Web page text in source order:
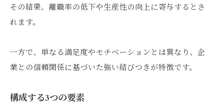
その結果、離職率の低下や生産性の向上に寄与するとさ
れます。
一方で、単なる満足度やモチベーションとは異なり、企
業との信頼関係に基づいた強い結びつきが特徴です。
構成する3つの要素